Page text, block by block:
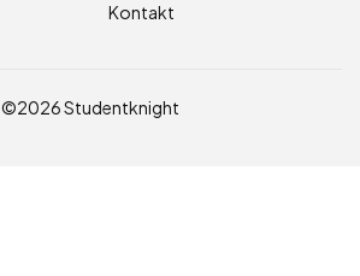
Kontakt
©2026 Studentknight